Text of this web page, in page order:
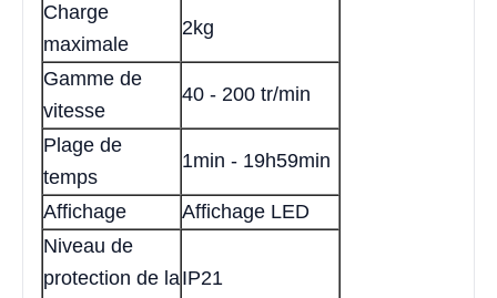
Charge
maximale
2kg
Gamme de
vitesse
40 - 200 tr/min
Plage de
temps
1min - 19h59min
Affichage
Affichage LED
Niveau de
protection de laIP21